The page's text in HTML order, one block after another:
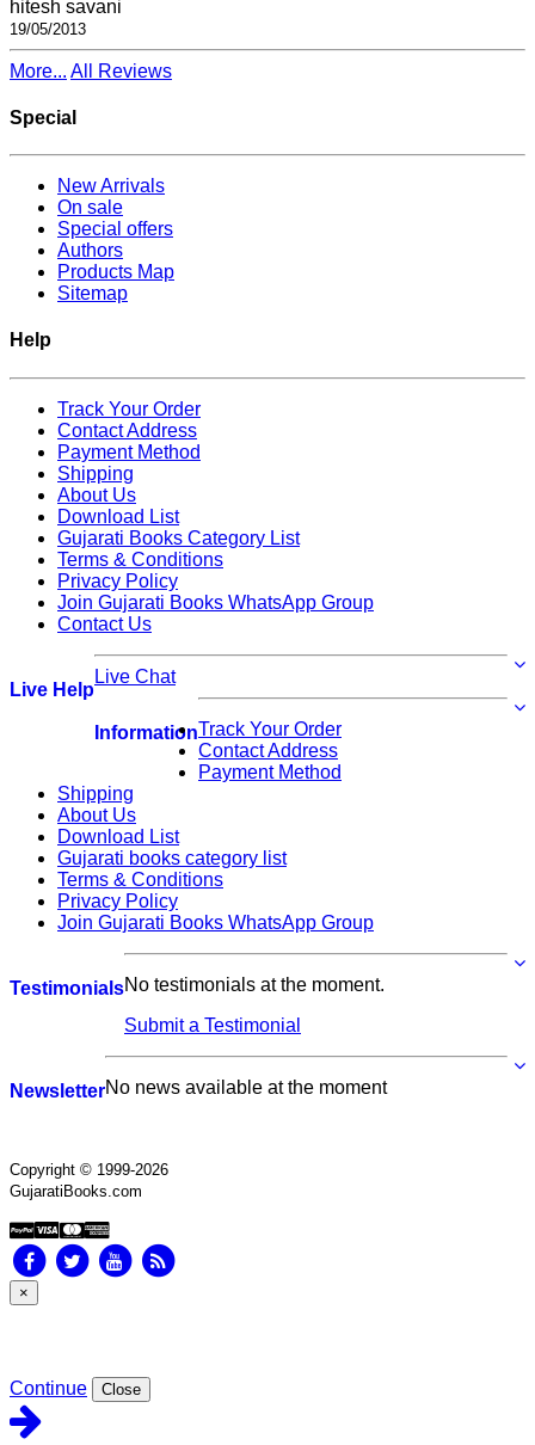
hitesh savani
19/05/2013
More... All Reviews
Special
New Arrivals
On sale
Special offers
Authors
Products Map
Sitemap
Help
Track Your Order
Contact Address
Payment Method
Shipping
About Us
Download List
Gujarati Books Category List
Terms & Conditions
Privacy Policy
Join Gujarati Books WhatsApp Group
Contact Us
Live Help
Live Chat
InformationTrack Your Order
Contact Address
Payment Method
Shipping
About Us
Download List
Gujarati books category list
Terms & Conditions
Privacy Policy
Join Gujarati Books WhatsApp Group
TestimonialsNo testimonials at the moment.
Submit a Testimonial
NewsletterNo news available at the moment
Copyright © 1999-2026
GujaratiBooks.com
×
Continue Close